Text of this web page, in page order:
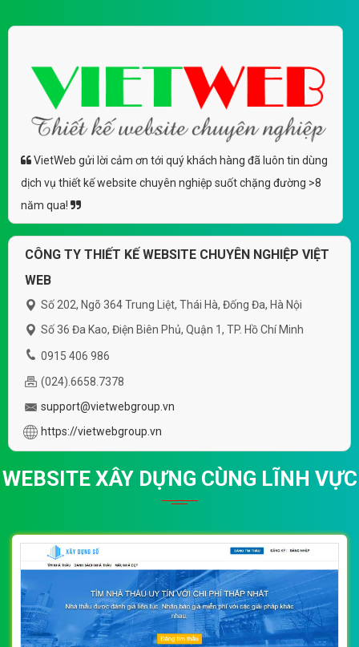
VietWeb gửi lời cảm ơn tới quý khách hàng đã luôn tin dùng
dịch vụ thiết kế website chuyên nghiệp suốt chặng đường >8
năm qua!
CÔNG TY THIẾT KẾ WEBSITE CHUYÊN NGHIỆP VIỆT
WEB
Số 202, Ngõ 364 Trung Liệt, Thái Hà, Đống Đa, Hà Nội
Số 36 Đa Kao, Điện Biên Phủ, Quận 1, TP. Hồ Chí Minh
0915 406 986
(024).6658.7378
support@vietwebgroup.vn
https://vietwebgroup.vn
WEBSITE XÂY DỰNG CÙNG LĨNH VỰC